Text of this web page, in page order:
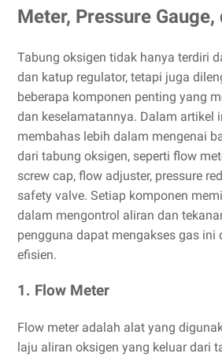
Meter, Pressure Gauge,
Tabung oksigen tidak hanya terdiri
dan katup regulator, tetapi juga
beberapa komponen penting yang
dan keselamatannya. Dalam artikel
membahas lebih dalam mengenai
dari tabung oksigen, seperti flow
screw cap, flow adjuster, pressure
safety valve. Setiap komponen
dalam mengontrol aliran dan
pengguna dapat mengakses gas ini
efisien.
1. Flow Meter
Flow meter adalah alat yang
laju aliran oksigen yang keluar dari